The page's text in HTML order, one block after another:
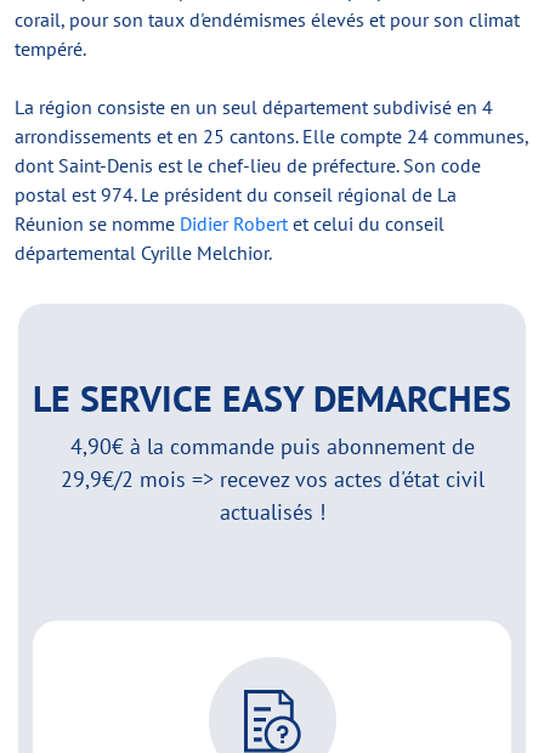
corail, pour son taux d'endémismes élevés et pour son climat
tempéré.
La région consiste en un seul département subdivisé en 4
arrondissements et en 25 cantons. Elle compte 24 communes,
dont Saint-Denis est le chef-lieu de préfecture. Son code
postal est 974. Le président du conseil régional de La
Réunion se nomme Didier Robertet celui du conseil
départemental Cyrille Melchior.
LE SERVICE EASY DEMARCHES
4,90€ à la commande puis abonnement de
29,9€/2 mois => recevez vos actes d'état civil
actualisés !